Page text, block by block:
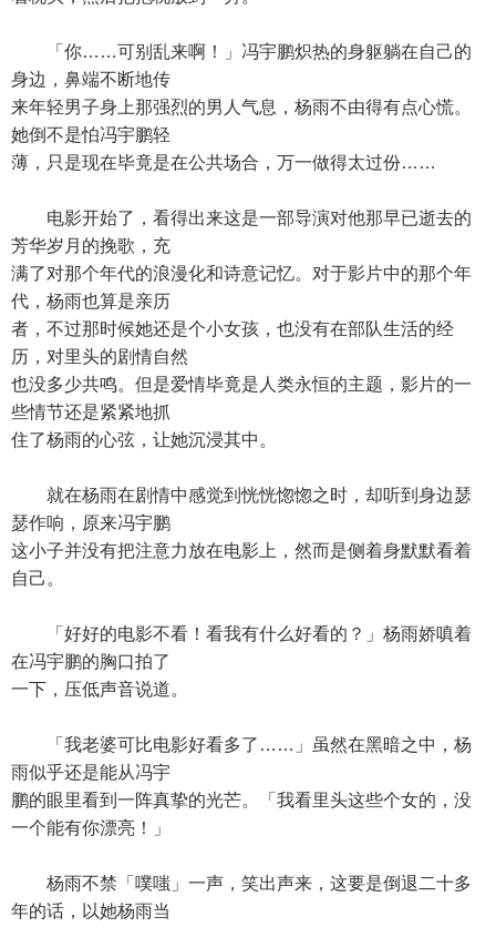
「你……可别乱来啊！」冯宇鹏炽热的身躯躺在自己的
身边，鼻端不断地传
来年轻男子身上那强烈的男人气息，杨雨不由得有点心慌。
她倒不是怕冯宇鹏轻
薄，只是现在毕竟是在公共场合，万一做得太过份……
电影开始了，看得出来这是一部导演对他那早已逝去的
芳华岁月的挽歌，充
满了对那个年代的浪漫化和诗意记忆。对于影片中的那个年
代，杨雨也算是亲历
者，不过那时候她还是个小女孩，也没有在部队生活的经
历，对里头的剧情自然
也没多少共鸣。但是爱情毕竟是人类永恒的主题，影片的一
些情节还是紧紧地抓
住了杨雨的心弦，让她沉浸其中。
就在杨雨在剧情中感觉到恍恍惚惚之时，却听到身边瑟
瑟作响，原来冯宇鹏
这小子并没有把注意力放在电影上，然而是侧着身默默看着
自己。
「好好的电影不看！看我有什么好看的？」杨雨娇嗔着
在冯宇鹏的胸口拍了
一下，压低声音说道。
「我老婆可比电影好看多了……」虽然在黑暗之中，杨
雨似乎还是能从冯宇
鹏的眼里看到一阵真挚的光芒。「我看里头这些个女的，没
一个能有你漂亮！」
杨雨不禁「噗嗤」一声，笑出声来，这要是倒退二十多
年的话，以她杨雨当